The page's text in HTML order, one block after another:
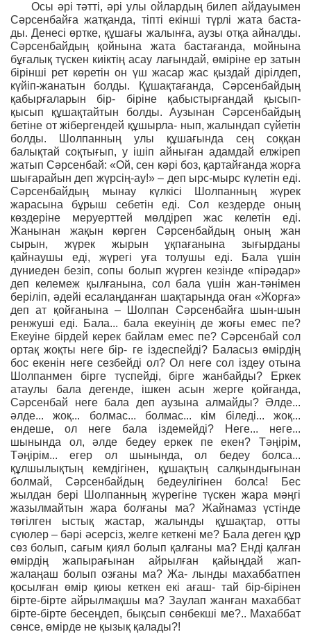
Осы әрі тәтті, әрі улы ойлардың билеп айдауымен
Сәрсенбайға жатқанда, тіпті екінші түрлі жата баста-
ды. Денесі өртке, құшағы жалынға, аузы отқа айналды.
Сәрсенбайдың қойнына жата бастағанда, мойнына
бұғалық түскен киіктің асау лағындай, өміріне ер затын
бірінші рет көретін он үш жасар жас қыздай дірілдеп,
күйіп-жанатын болды. Құшақтағанда, Сәрсенбайдың
қабырғаларын бір- біріне қабыстырғандай қысып-
қысып құшақтайтын болды. Аузынан Сәрсенбайдың
бетіне от жібергендей құшырла- нып, жалындап сүйетін
болды. Шолпанның улы құшағында сең соққан
балықтай соқтығып, у ішіп айныған адамдай елжіреп
жатып Сәрсенбай: «Ой, сен кәрі боз, қартайғанда жорға
шығарайын деп жүрсің-ау!» – деп ырс-мырс күлетін еді.
Сәрсенбайдың мынау күлкісі Шолпанның жүрек
жарасына бұрыш себетін еді. Сол кездерде оның
көздеріне меруерттей мөлдіреп жас келетін еді.
Жанынан жақын көрген Сәрсенбайдың оның жан
сырын, жүрек жырын ұқпағанына зығырданы
қайнаушы еді, жүрегі уға толушы еді. Бала үшін
дүниеден безіп, сопы болып жүрген кезінде «пірәдар»
деп келемеж қылғанына, сол бала үшін жан-тәнімен
беріліп, әдейі есалаңданған шақтарында оған «Жорға»
деп ат қойғанына – Шолпан Сәрсенбайға шын-шын
ренжуші еді. Бала... бала екеуінің де жоғы емес пе?
Екеуіне бірдей керек байлам емес пе? Сәрсенбай сол
ортақ жоқты неге бір- ге іздеспейді? Баласыз өмірдің
бос екенін неге сезбейді ол? Ол неге сол іздеу отына
Шолпанмен бірге түспейді, бірге жанбайды? Еркек
атаулы бала дегенде, ішкен асын жерге қойғанда,
Сәрсенбай неге бала деп аузына алмайды? Әлде...
әлде... жоқ... болмас... болмас... кім біледі... жоқ...
ендеше, ол неге бала іздемейді? Неге... неге...
шынында ол, әлде бедеу еркек пе екен? Тәңірім,
Тәңірім... егер ол шынында, ол бедеу болса...
құлшылықтың кемдігінен, құшақтың салқындығынан
болмай, Сәрсенбайдың бедеулігінен болса! Бес
жылдан бері Шолпанның жүрегіне түскен жара мәңгі
жазылмайтын жара болғаны ма? Жайнамаз үстінде
төгілген ыстық жастар, жалынды құшақтар, отты
сүюлер – бәрі әсерсіз, желге кеткені ме? Бала деген құр
сөз болып, сағым қиял болып қалғаны ма? Енді қалған
өмірдің жапырағынан айрылған қайыңдай жап-
жалаңаш болып озғаны ма? Жа- лынды махаббатпен
қосылған өмір қиюы кеткен екі ағаш- тай бір-бірінен
бірте-бірте айрылмақшы ма? Заулап жанған махаббат
бірте-бірте бесеңдеп, бықсып сөнбекші ме?.. Махаббат
сөнсе, өмірде не қызық қалады?!